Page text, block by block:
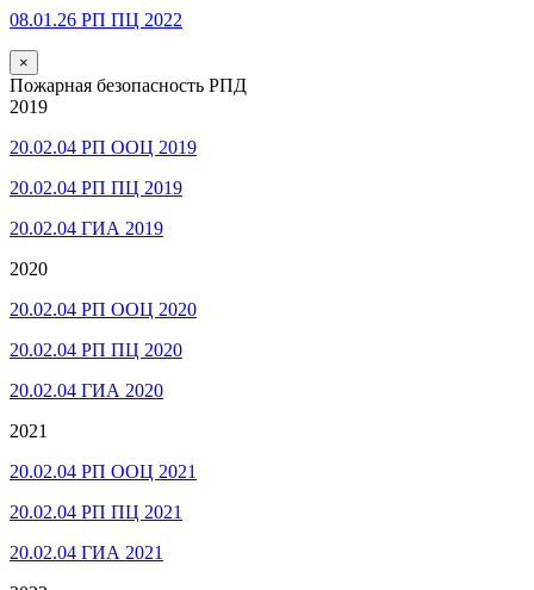
08.01.26 РП ПЦ 2022
×
Пожарная безопасность РПД
2019
20.02.04 РП ООЦ 2019
20.02.04 РП ПЦ 2019
20.02.04 ГИА 2019
2020
20.02.04 РП ООЦ 2020
20.02.04 РП ПЦ 2020
20.02.04 ГИА 2020
2021
20.02.04 РП ООЦ 2021
20.02.04 РП ПЦ 2021
20.02.04 ГИА 2021